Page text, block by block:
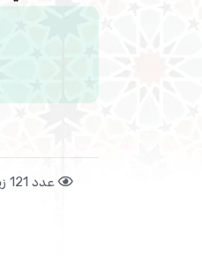
عدد 121 زيارة